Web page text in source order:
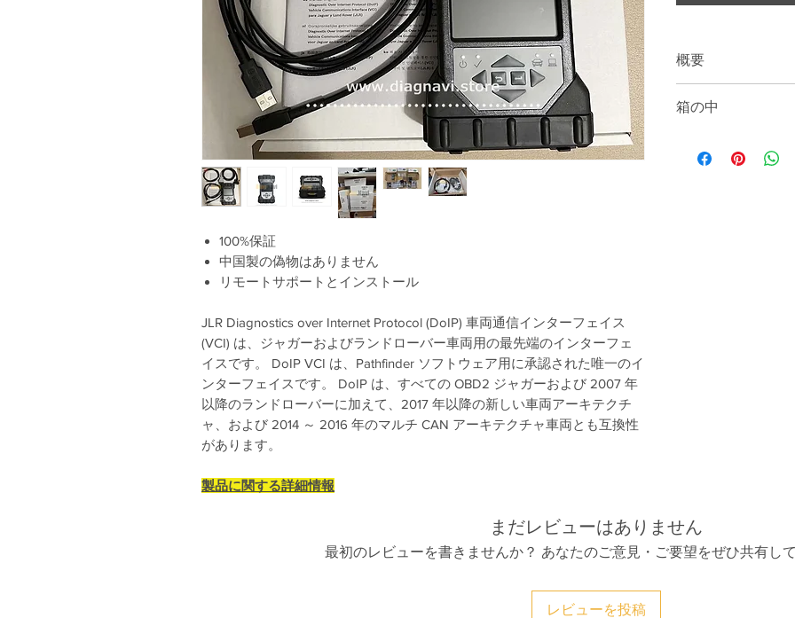
100%保証
中国製の偽物はありません
リモートサポートとインストール
JLR Diagnostics over Internet Protocol (DoIP) 車両通信インターフェイス
(VCI) は、ジャガーおよびランドローバー車両用の最先端のインターフェ
イスです。 DoIP VCI は、Pathfinder ソフトウェア用に承認された唯一のイ
ンターフェイスです。 DoIP は、すべての OBD2 ジャガーおよび 2007 年
以降のランドローバーに加えて、2017 年以降の新しい車両アーキテクチ
ャ、および 2014 ～ 2016 年のマルチ CAN アーキテクチャ車両とも互換性
があります。
製品に関する詳細情報
概要
車および一部の
JLR DoIP VCI は、
トコルと通信でき
箱の中
USB ケーブル
まだレビューはありません
最初のレビューを書きませんか？ あなたのご意見・ご要望をぜひ共有し
レビューを投稿